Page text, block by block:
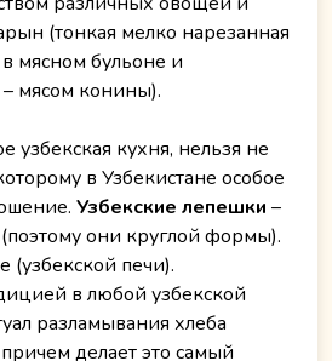
(тонкая мелко нарезанная
мясном бульоне и
мясом конины).
узбекская кухня, нельзя не
в Узбекистане особое
Узбекские лепешки –
они круглой формы).
(узбекской печи).
в любой узбекской
разламывания хлеба
делает это самый